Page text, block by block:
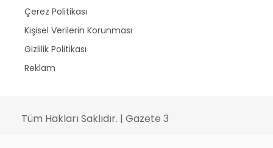
Çerez Politikası
Kişisel Verilerin Korunması
Gizlilik Politikası
Reklam
Tüm Hakları Saklıdır. | Gazete 3